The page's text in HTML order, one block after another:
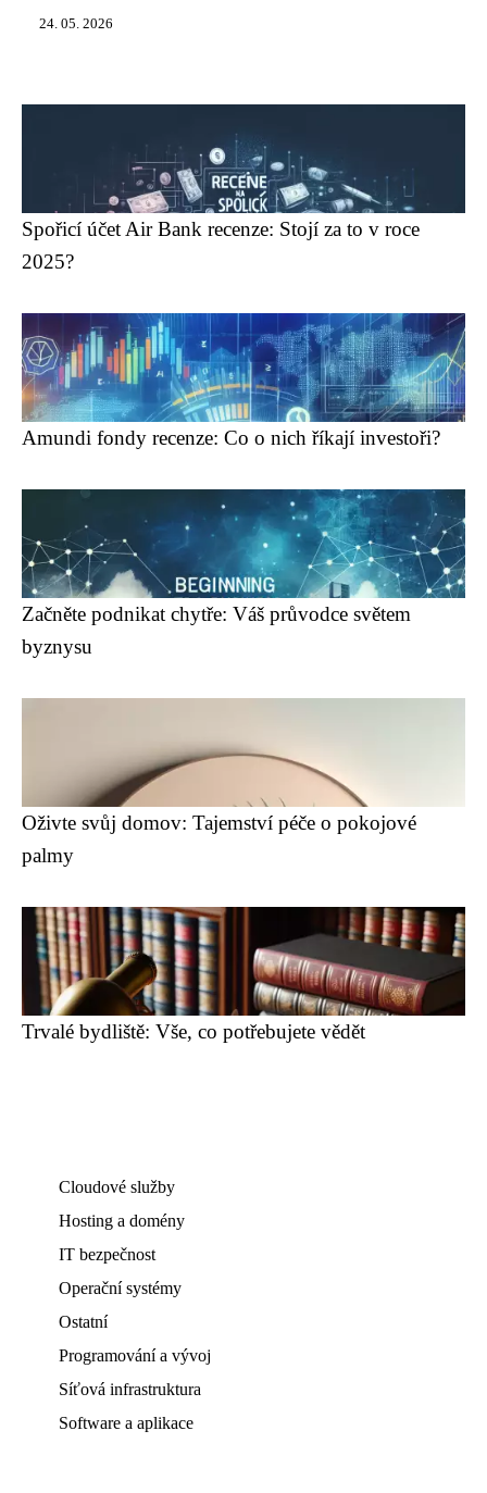
24. 05. 2026
Spořicí účet Air Bank recenze: Stojí za to v roce
2025?
Amundi fondy recenze: Co o nich říkají investoři?
Začněte podnikat chytře: Váš průvodce světem
byznysu
Oživte svůj domov: Tajemství péče o pokojové
palmy
Trvalé bydliště: Vše, co potřebujete vědět
Cloudové služby
Hosting a domény
IT bezpečnost
Operační systémy
Ostatní
Programování a vývoj
Síťová infrastruktura
Software a aplikace